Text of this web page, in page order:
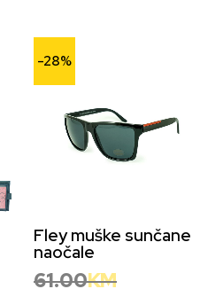
-28%
Fley muške sunčane
naočale
61.00KM